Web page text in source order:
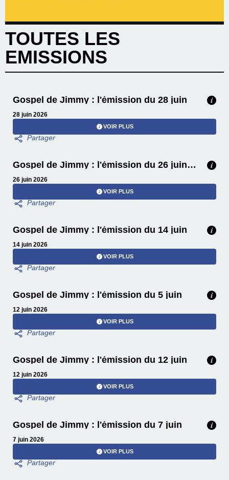
TOUTES LES
EMISSIONS
Gospel de Jimmy : l'émission du 28 juin
28 juin 2026
VOIR PLUS
Gospel de Jimmy : l'émission du 26 juin avec Rachel Ratsizafy
26 juin 2026
VOIR PLUS
Gospel de Jimmy : l'émission du 14 juin
14 juin 2026
VOIR PLUS
Gospel de Jimmy : l'émission du 5 juin
12 juin 2026
VOIR PLUS
Gospel de Jimmy : l'émission du 12 juin
12 juin 2026
VOIR PLUS
Gospel de Jimmy : l'émission du 7 juin
7 juin 2026
VOIR PLUS